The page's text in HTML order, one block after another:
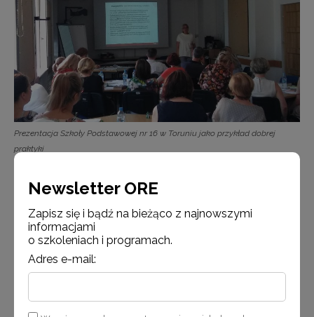
Prezentacja Szkoły Podstawowej nr 16 w Toruniu jako przykład dobrej
praktyki
Newsletter ORE
Zapisz się i bądź na bieżąco z najnowszymi
informacjami
o szkoleniach i programach.
Adres e-mail: